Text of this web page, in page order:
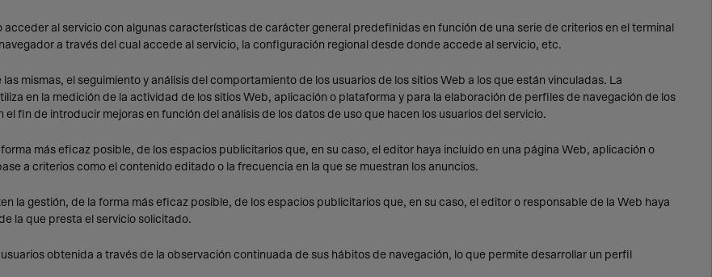
al servicio con algunas características de carácter general predefinidas en función de una serie de criterios en el terminal
a través del cual accede al servicio, la configuración regional desde donde accede al servicio, etc.
mismas, el seguimiento y análisis del comportamiento de los usuarios de los sitios Web a los que están vinculadas. La
en la medición de la actividad de los sitios Web, aplicación o plataforma y para la elaboración de perfiles de navegación de los
fin de introducir mejoras en función del análisis de los datos de uso que hacen los usuarios del servicio.
más eficaz posible, de los espacios publicitarios que, en su caso, el editor haya incluido en una página Web, aplicación o
a criterios como el contenido editado o la frecuencia en la que se muestran los anuncios.
la gestión, de la forma más eficaz posible, de los espacios publicitarios que, en su caso, el editor o responsable de la Web haya
la que presta el servicio solicitado.
obtenida a través de la observación continuada de sus hábitos de navegación, lo que permite desarrollar un perfil